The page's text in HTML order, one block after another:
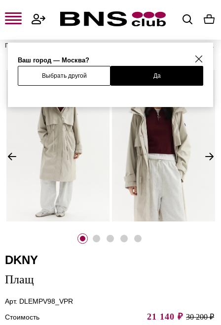
Ваш город — Москва?
Выбрать другой Да
Главная
Женская одежда
%
DKNY
Плащ
Арт. DLEMPV98_VPR
Стоимость
21 140 ₽ 30 200 ₽